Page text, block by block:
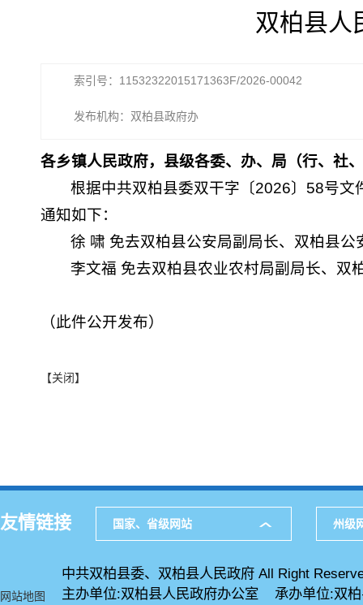
双柏县人
索引号：11532322015171363F/2026-00042
发布机构：双柏县政府办
各乡镇人民政府，县级各委、办、局（行、社
根据中共双柏县委双干字〔2026〕58号
通知如下：
徐 啸 免去双柏县公安局副局长、双柏县
李文福 免去双柏县农业农村局副局长、双
（此件公开发布）
【关闭】
友情链接 国家、省级网站 州级
网站地图
中共双柏县委、双柏县人民政府 All Right
主办单位:双柏县人民政府办公室 承办单位:双